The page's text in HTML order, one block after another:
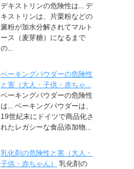
デキストリンの危険性は... デ
キストリンは、片栗粉などの
澱粉が加水分解されてマルト
ース（麦芽糖）になるまで
の...
ベーキングパウダーの危険性
と害（大人・子供・赤ちゃ...
ベーキングパウダーの危険性
は... ベーキングパウダーは、
19世紀末にドイツで商品化さ
れたレガシーな食品添加物...
乳化剤の危険性と害（大人・
子供・赤ちゃん）
乳化剤の